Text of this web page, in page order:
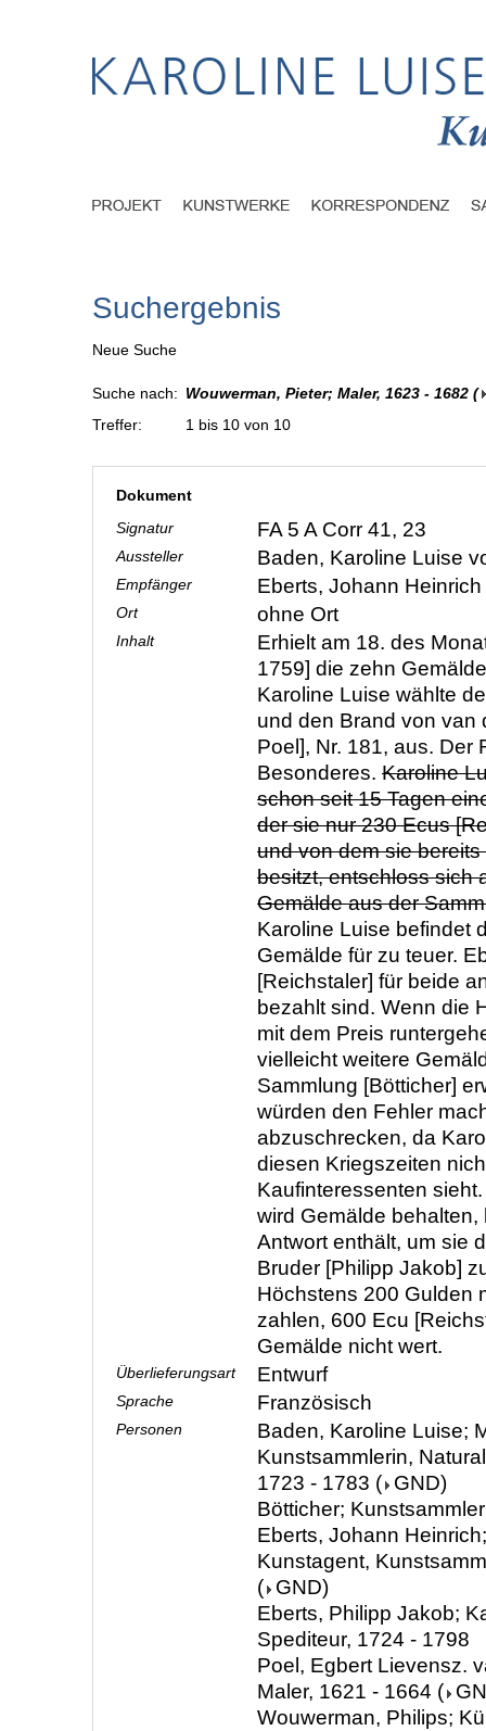
Suchergebnis
Neue Suche
Suche nach: Wouwerman, Pieter; Maler, 1623 - 1682 (
Treffer:
1 bis 10 von 10
Dokument
Signatur
FA 5 A Corr 41, 23
Aussteller Baden, Karoline Luise
Empfänger Eberts, Johann Heinrich
Ort ohne Ort
Inhalt
Erhielt am 18. des
1759] die zehn
Karoline Luise wählte
und den Brand von van
Poel], Nr. 181, aus. Der
Besonderes. Karoline
schon seit 15 Tagen
der sie nur 230 Ecus
und von dem sie
besitzt, entschloss sich
Gemälde aus der
Karoline Luise befindet
Gemälde für zu teuer.
[Reichstaler] für beide
bezahlt sind. Wenn die
mit dem Preis
vielleicht weitere
Sammlung [Bötticher]
würden den Fehler
abzuschrecken, da
diesen Kriegszeiten
Kaufinteressenten
wird Gemälde
Antwort enthält, um sie
Bruder [Philipp Jakob]
Höchstens 200 Gulden
zahlen, 600 Ecu
Gemälde nicht wert.
Überlieferungsart Entwurf
Sprache Französisch
Personen
Baden, Karoline Luise;
Kunstsammlerin,
1723 - 1783 ( GND)
Bötticher; Kunstsammler
Eberts, Johann
Kunstagent,
( GND)
Eberts, Philipp Jakob;
Spediteur, 1724 - 1798
Poel, Egbert Lievensz.
Maler, 1621 - 1664 (
Wouwerman, Philips;